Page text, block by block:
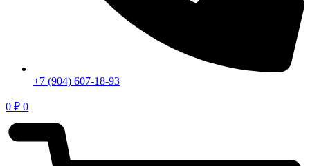
+7 (904) 607-18-93
0 ₽ 0